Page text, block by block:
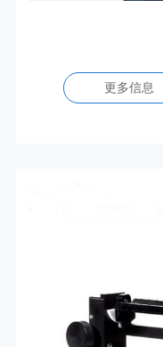
更多信息